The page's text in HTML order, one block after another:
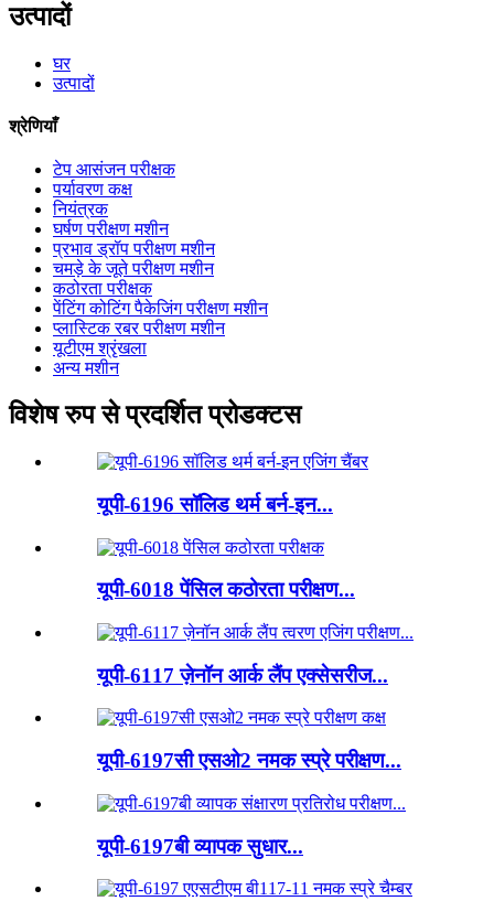
उत्पादों
घर
उत्पादों
श्रेणियाँ
टेप आसंजन परीक्षक
पर्यावरण कक्ष
नियंत्रक
घर्षण परीक्षण मशीन
प्रभाव ड्रॉप परीक्षण मशीन
चमड़े के जूते परीक्षण मशीन
कठोरता परीक्षक
पेंटिंग कोटिंग पैकेजिंग परीक्षण मशीन
प्लास्टिक रबर परीक्षण मशीन
यूटीएम श्रृंखला
अन्य मशीन
विशेष रुप से प्रदर्शित प्रोडक्टस
यूपी-6196 सॉलिड थर्म बर्न-इन...
यूपी-6018 पेंसिल कठोरता परीक्षण...
यूपी-6117 ज़ेनॉन आर्क लैंप एक्सेसरीज...
यूपी-6197सी एसओ2 नमक स्प्रे परीक्षण...
यूपी-6197बी व्यापक सुधार...